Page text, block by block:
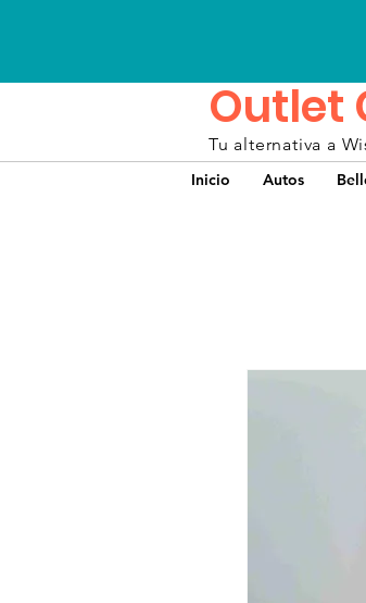
Outlet
Tu alternativa a
Inicio Autos